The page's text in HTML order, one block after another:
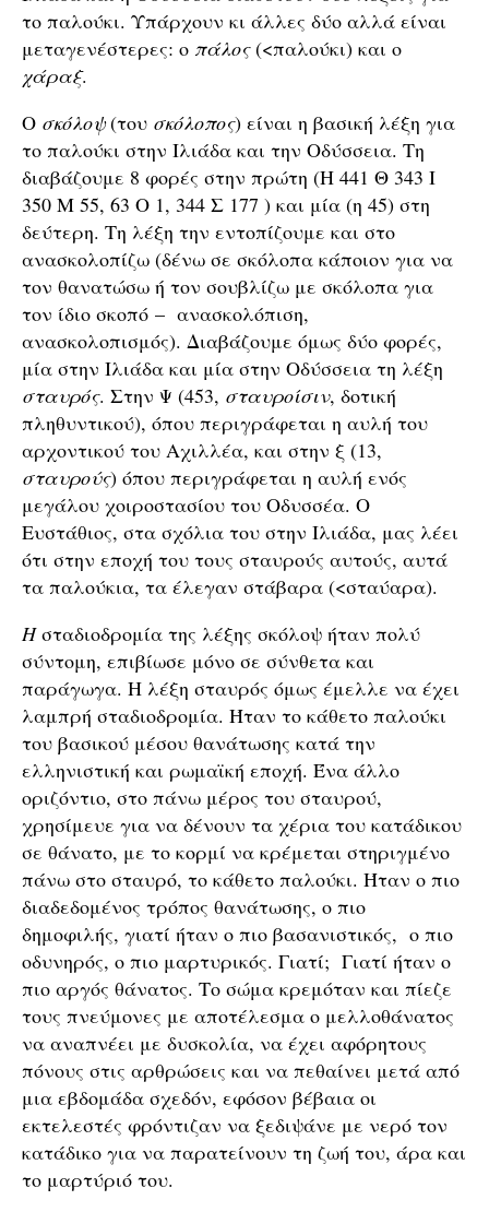
το παλούκι. Υπάρχουν κι άλλες δύο αλλά είναι
μεταγενέστερες: ο πάλος(<παλούκι) και ο
χάραξ.
Ο σκόλοψ(του σκόλοπος) είναι η βασική λέξη για
το παλούκι στην Ιλιάδα και την Οδύσσεια. Τη
διαβάζουμε 8 φορές στην πρώτη (Η 441 Θ 343 Ι
350 Μ 55, 63 Ο 1, 344 Σ 177 ) και μία (η 45) στη
δεύτερη. Τη λέξη την εντοπίζουμε και στο
ανασκολοπίζω (δένω σε σκόλοπα κάποιον για να
τον θανατώσω ή τον σουβλίζω με σκόλοπα για
τον ίδιο σκοπό – ανασκολόπιση,
ανασκολοπισμός). Διαβάζουμε όμως δύο φορές,
μία στην Ιλιάδα και μία στην Οδύσσεια τη λέξη
σταυρός. Στην Ψ (453, σταυροίσιν, δοτική
πληθυντικού), όπου περιγράφεται η αυλή του
αρχοντικού του Αχιλλέα, και στην ξ (13,
σταυρούς) όπου περιγράφεται η αυλή ενός
μεγάλου χοιροστασίου του Οδυσσέα. Ο
Ευστάθιος, στα σχόλια του στην Ιλιάδα, μας λέει
ότι στην εποχή του τους σταυρούς αυτούς, αυτά
τα παλούκια, τα έλεγαν στάβαρα (<σταύαρα).
Ησταδιοδρομία της λέξης σκόλοψ ήταν πολύ
σύντομη, επιβίωσε μόνο σε σύνθετα και
παράγωγα. Η λέξη σταυρός όμως έμελλε να έχει
λαμπρή σταδιοδρομία. Ήταν το κάθετο παλούκι
του βασικού μέσου θανάτωσης κατά την
ελληνιστική και ρωμαϊκή εποχή. Ένα άλλο
οριζόντιο, στο πάνω μέρος του σταυρού,
χρησίμευε για να δένουν τα χέρια του κατάδικου
σε θάνατο, με το κορμί να κρέμεται στηριγμένο
πάνω στο σταυρό, το κάθετο παλούκι. Ήταν ο πιο
διαδεδομένος τρόπος θανάτωσης, ο πιο
δημοφιλής, γιατί ήταν ο πιο βασανιστικός, ο πιο
οδυνηρός, ο πιο μαρτυρικός. Γιατί; Γιατί ήταν ο
πιο αργός θάνατος. Το σώμα κρεμόταν και πίεζε
τους πνεύμονες με αποτέλεσμα ο μελλοθάνατος
να αναπνέει με δυσκολία, να έχει αφόρητους
πόνους στις αρθρώσεις και να πεθαίνει μετά από
μια εβδομάδα σχεδόν, εφόσον βέβαια οι
εκτελεστές φρόντιζαν να ξεδιψάνε με νερό τον
κατάδικο για να παρατείνουν τη ζωή του, άρα και
το μαρτύριό του.